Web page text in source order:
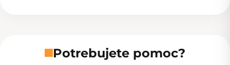
Potrebujete pomoc?